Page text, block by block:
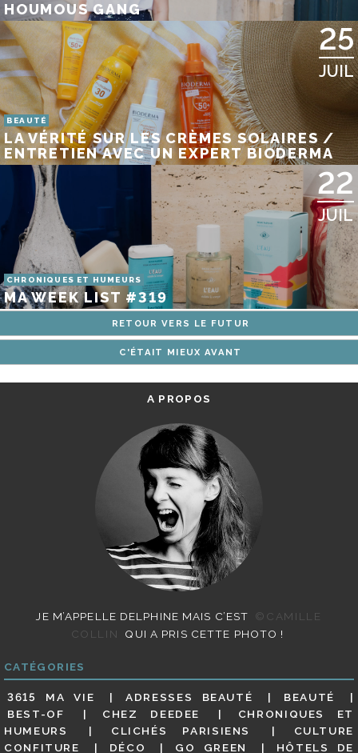
HOUMOUS GANG
25
JUIL
BEAUTÉ
LA VÉRITÉ SUR LES CRÈMES SOLAIRES /
ENTRETIEN AVEC UN EXPERT BIODERMA
22
JUIL
CHRONIQUES ET HUMEURS
MA WEEK LIST #319
RETOUR VERS LE FUTUR
C'ÉTAIT MIEUX AVANT
A PROPOS
JE M’APPELLE DELPHINE MAIS C’EST
©CAMILLE
COLLIN
QUI A PRIS CETTE PHOTO !
CATÉGORIES
3615 MA VIE ADRESSES BEAUTÉ
BEAUTÉ
BEST-OF
CHEZ DEEDEE
CHRONIQUES ET
HUMEURS
CLICHÉS PARISIENS
CULTURE
CONFITURE
DÉCO GO GREEN HÔTELS DE